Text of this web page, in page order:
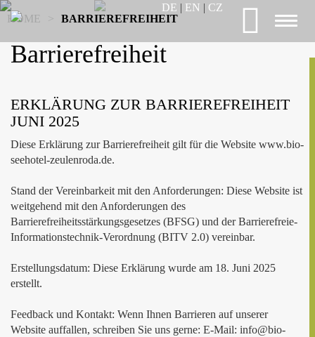
DE | EN | CZ
HOME > BARRIEREFREIHEIT
Barrierefreiheit
ERKLÄRUNG ZUR BARRIEREFREIHEIT
JUNI 2025
Diese Erklärung zur Barrierefreiheit gilt für die Website www.bio-
seehotel-zeulenroda.de.
Stand der Vereinbarkeit mit den Anforderungen: Diese Website ist
weitgehend mit den Anforderungen des
Barrierefreiheitsstärkungsgesetzes (BFSG) und der Barrierefreie-
Informationstechnik-Verordnung (BITV 2.0) vereinbar.
Erstellungsdatum: Diese Erklärung wurde am 18. Juni 2025
erstellt.
Feedback und Kontakt: Wenn Ihnen Barrieren auf unserer
Website auffallen, schreiben Sie uns gerne: E-Mail: info@bio-